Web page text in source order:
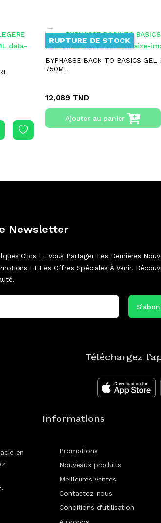
RUPTURE DE STOCK
BYPHASSE BACK TO BASICS GEL
750ML
12,089 TND
Ajouter au panier
Newsletter
Clics Et Vous Partager Les Dernières
Et Les Offres Spéciales À Venir.
Téléchargez
en
Informations
Promotions
Nouveaux produits
Meilleures ventes
Contactez-nous
Conditions d'utilisation
A propos